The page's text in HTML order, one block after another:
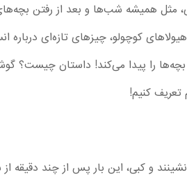
مثل همیشه شب‌ها و بعد از رفتن
کوچولو، چیزهای تازه‌ای درباره
را پیدا می‌کند! داستان چیست؟
تعریف کنیم!
و کبی، این بار پس از چند دقیقه